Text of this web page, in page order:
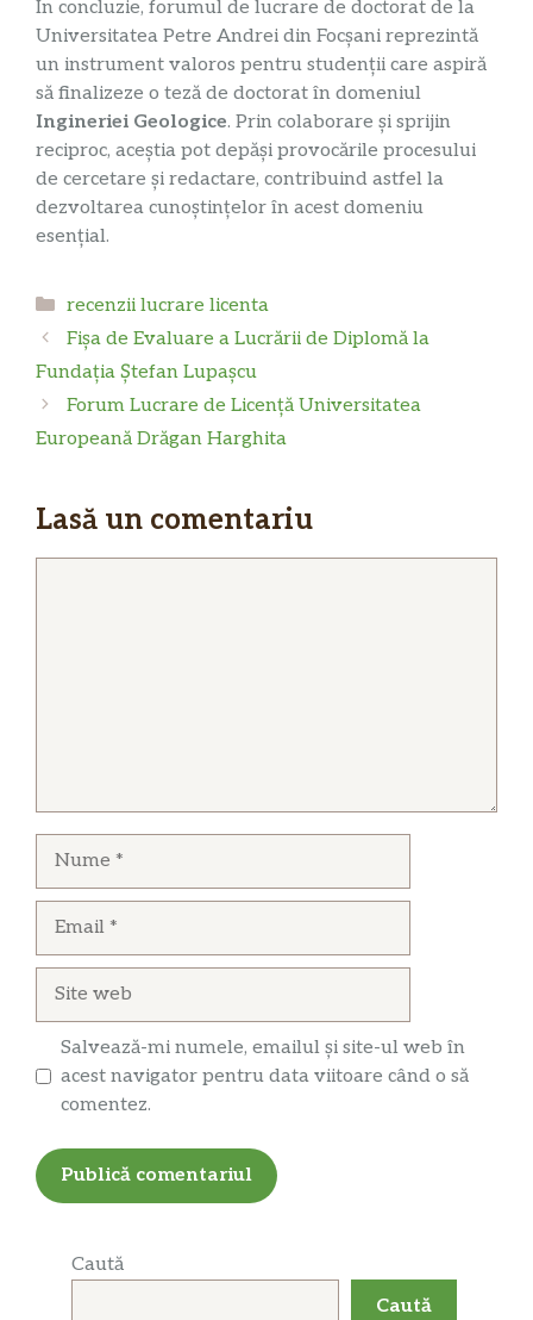
În concluzie, forumul de lucrare de doctorat de la
Universitatea Petre Andrei din Focșani reprezintă
un instrument valoros pentru studenții care aspiră
să finalizeze o teză de doctorat în domeniul
Ingineriei Geologice. Prin colaborare și sprijin
reciproc, aceștia pot depăși provocările procesului
de cercetare și redactare, contribuind astfel la
dezvoltarea cunoștințelor în acest domeniu
esențial.
Categorii
recenzii lucrare licenta
Fișa de Evaluare a Lucrării de Diplomă la
Fundația Ștefan Lupașcu
Forum Lucrare de Licență Universitatea
Europeană Drăgan Harghita
Lasă un comentariu
Salvează-mi numele, emailul și site-ul web în
acest navigator pentru data viitoare când o să
comentez.
Caută
Caută